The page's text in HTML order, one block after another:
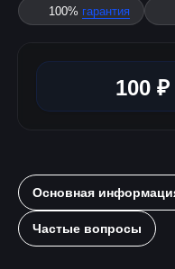
100% гарантия
100 ₽
Основная
Частые вопросы